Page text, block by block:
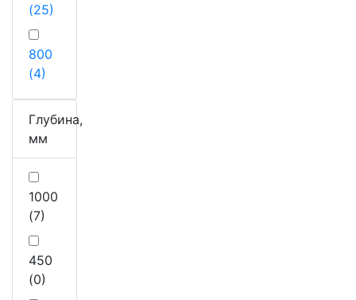
(25)
800
(4)
Глубина,
мм
1000
(7)
450
(0)